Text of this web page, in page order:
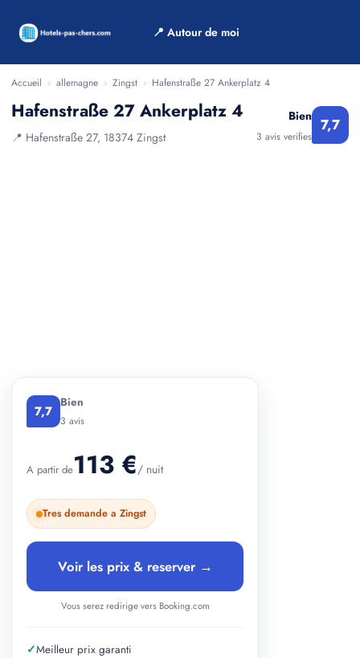
📍 Autour de moi
Accueil › allemagne › Zingst › Hafenstraße 27 Ankerplatz 4
Hafenstraße 27 Ankerplatz 4
📍 Hafenstraße 27, 18374 Zingst
Bien
3 avis verifies
7,7
7,7 Bien
3 avis
A partir de113 €/ nuit
Tres demande a Zingst
Voir les prix & reserver →
Vous serez redirige vers Booking.com
✓Meilleur prix garanti